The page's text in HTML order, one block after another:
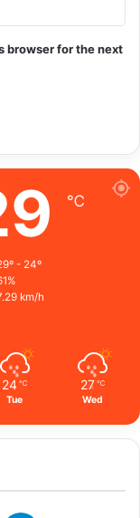
browser for the next
℃
- 24º
km/h
24 ℃
Tue
27 ℃
Wed